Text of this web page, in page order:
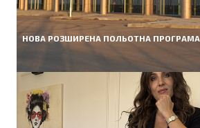
НОВА РОЗШИРЕНА ПОЛЬОТНА ПРОГРАМА